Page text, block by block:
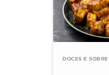
DOCES E